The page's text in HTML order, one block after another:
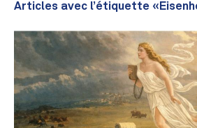
Articles avec l’étiquette